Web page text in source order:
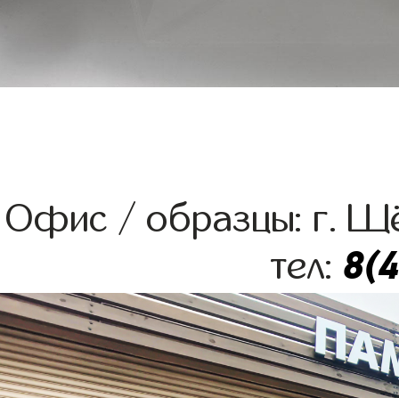
Офис / образцы: г.
тел: